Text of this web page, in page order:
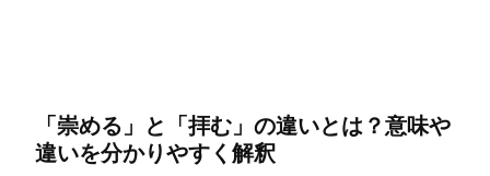
「崇める」と「拝む」の違いとは？意味や
違いを分かりやすく解釈